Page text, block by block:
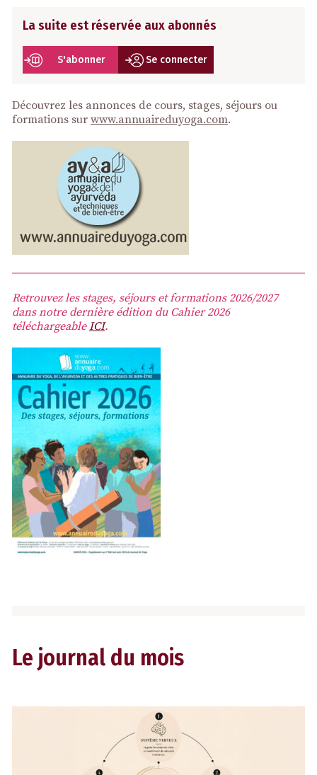
La suite est réservée aux abonnés
S'abonner Se connecter
Découvrez les annonces de cours, stages, séjours ou
formations sur www.annuaireduyoga.com.
Retrouvez les stages, séjours et formations 2026/2027
dans notre dernière édition du Cahier 2026
téléchargeableICI.
Le journal du mois